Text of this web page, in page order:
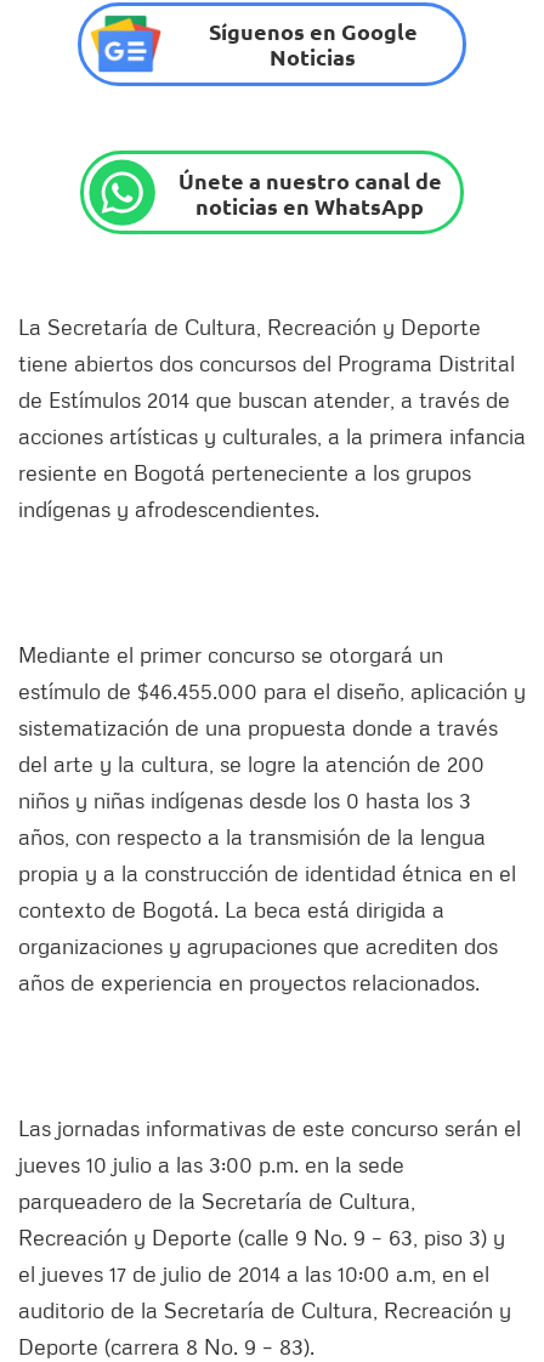
Síguenos en Google
Noticias
Únete a nuestro canal de
noticias en WhatsApp
La Secretaría de Cultura, Recreación y Deporte
tiene abiertos dos concursos del Programa Distrital
de Estímulos 2014 que buscan atender, a través de
acciones artísticas y culturales, a la primera infancia
resiente en Bogotá perteneciente a los grupos
indígenas y afrodescendientes.
Mediante el primer concurso se otorgará un
estímulo de $46.455.000 para el diseño, aplicación y
sistematización de una propuesta donde a través
del arte y la cultura, se logre la atención de 200
niños y niñas indígenas desde los 0 hasta los 3
años, con respecto a la transmisión de la lengua
propia y a la construcción de identidad étnica en el
contexto de Bogotá. La beca está dirigida a
organizaciones y agrupaciones que acrediten dos
años de experiencia en proyectos relacionados.
Las jornadas informativas de este concurso serán el
jueves 10 julio a las 3:00 p.m. en la sede
parqueadero de la Secretaría de Cultura,
Recreación y Deporte (calle 9 No. 9 – 63, piso 3) y
el jueves 17 de julio de 2014 a las 10:00 a.m, en el
auditorio de la Secretaría de Cultura, Recreación y
Deporte (carrera 8 No. 9 – 83).